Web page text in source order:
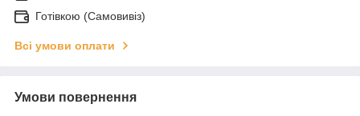
Готівкою (Самовивіз)
Всі умови оплати
Умови повернення